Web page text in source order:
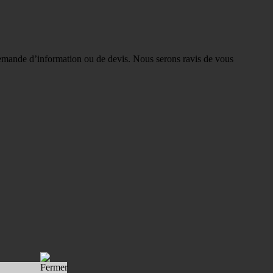
d’information ou de devis. Nous serons ravis de vous